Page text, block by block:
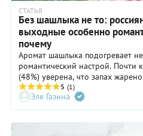
СТАТЬЯ
Без шашлыка не то:
выходные особенно
почему
Аромат шашлыка подогревает
романтический настрой. Почти
(48%) уверена, что запах
для флирта. Лишь 12% женщин
равнодушны.
5 (1)
Эля Газина